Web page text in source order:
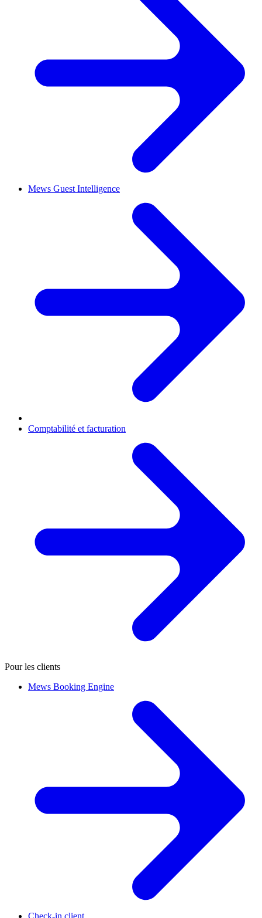
Mews Guest Intelligence
Comptabilité et facturation
Pour les clients
Mews Booking Engine